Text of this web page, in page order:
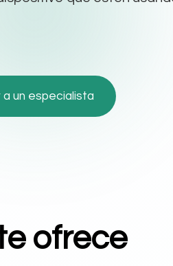
un especialista
ofrece